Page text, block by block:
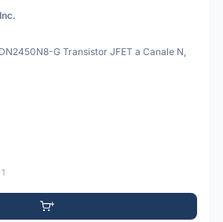
G Transistor JFET a Canale N,